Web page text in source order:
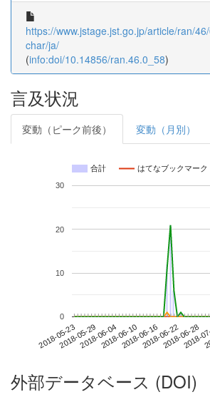
https://www.jstage.jst.go.jp/article/ran/
char/ja/
(info:doi/10.14856/ran.46.0_58)
言及状況
変動（ピーク前後） 変動（月別）
合計 はてなブックマーク
2018-05-232018-05-292018-06-042018-06-102018-06-162018-06-222018-06-28
2018-
0
10
20
30
外部データベース (DOI)